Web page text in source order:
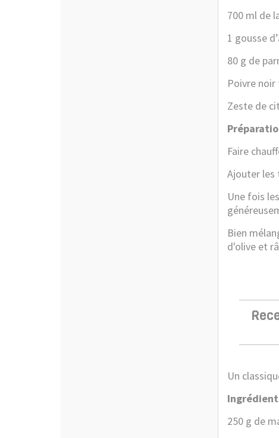
700 ml de
1 gousse
80 g de
Poivre
Zeste de
Faire
Ajouter les
Une fois
Bien
d'olive et
Un
250 g de